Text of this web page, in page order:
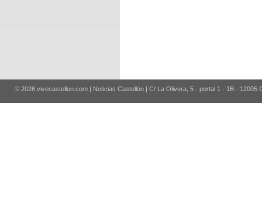
© 2026 vivecastellon.com | Noticias Castellón | C/ La Olivera, 5 - portal 1 - 1B - 12005